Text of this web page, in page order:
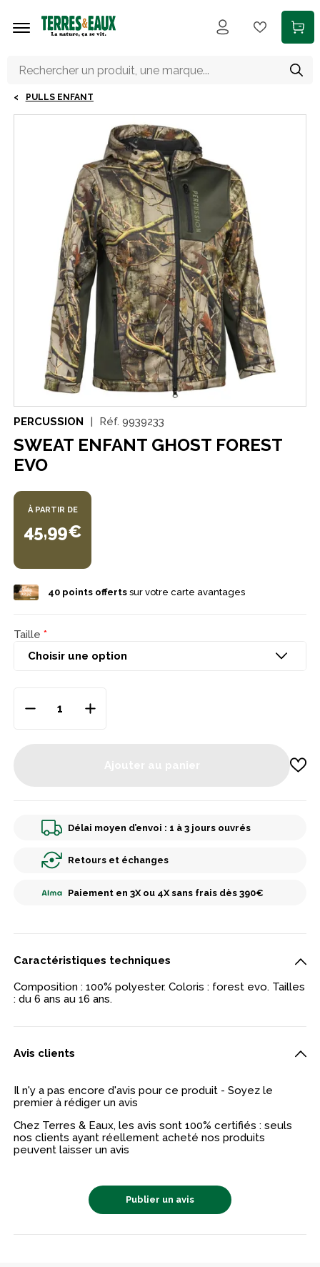
PULLS ENFANT
PERCUSSION Réf. 9939233
SWEAT ENFANT GHOST FOREST
EVO
À PARTIR DE
45,99€
40points offertssur votre carte avantages
Taille
Délai moyen d’envoi : 1 à 3 jours ouvrés
Retours et échanges
Paiement en 3X ou 4X sans frais dès 390€
Caractéristiques techniques
Composition : 100% polyester. Coloris : forest evo. Tailles
: du 6 ans au 16 ans.
Avis clients
Il n'y a pas encore d'avis pour ce produit - Soyez le
premier à rédiger un avis
Chez Terres & Eaux, les avis sont 100% certifiés : seuls
nos clients ayant réellement acheté nos produits
peuvent laisser un avis
Publier un avis